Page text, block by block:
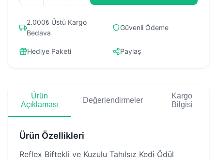
2.000₺ Üstü Kargo
Bedava
Güvenli Ödeme
Hediye Paketi Paylaş
Ürün
Açıklaması
Değerlendirmeler
Kargo
Bilgisi
Ürün Özellikleri
Reflex Biftekli ve Kuzulu Tahılsız Kedi Ödül